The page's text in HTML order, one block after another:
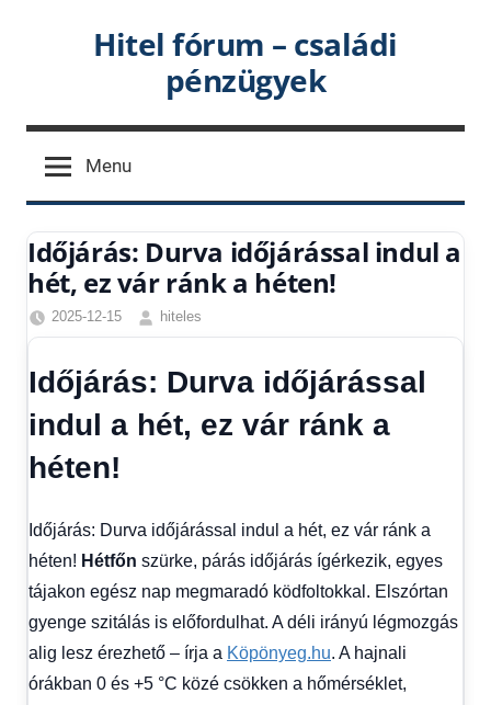
Hitel fórum – családi
pénzügyek
Menu
Időjárás: Durva időjárással indul a
hét, ez vár ránk a héten!
2025-12-15
hiteles
Egyéb,
Időjárás
Időjárás: Durva időjárással
indul a hét, ez vár ránk a
héten!
Időjárás: Durva időjárással indul a hét, ez vár ránk a
héten! Hétfőn szürke, párás időjárás ígérkezik, egyes
tájakon egész nap megmaradó ködfoltokkal. Elszórtan
gyenge szitálás is előfordulhat. A déli irányú légmozgás
alig lesz érezhető – írja a Köpönyeg.hu. A hajnali
órákban 0 és +5 °C közé csökken a hőmérséklet,